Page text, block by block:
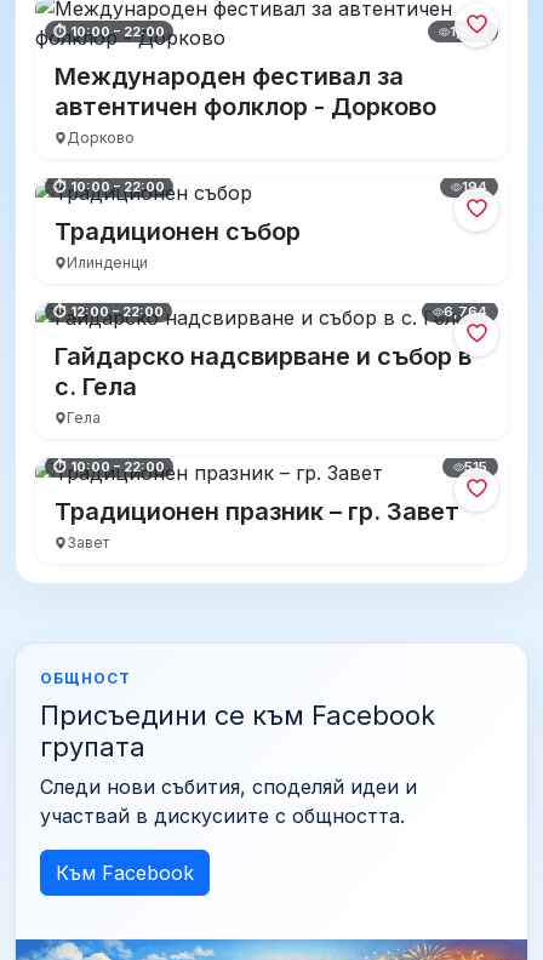
⏱ 10:00 – 22:00 1,303
Международен фестивал за
автентичен фолклор - Дорково
Дорково
⏱ 10:00 – 22:00 194
Традиционен събор
Илинденци
⏱ 12:00 – 22:00 6,764
Гайдарско надсвирване и събор в
с. Гела
Гела
⏱ 10:00 – 22:00 515
Традиционен празник – гр. Завет
Завет
ОБЩНОСТ
Присъедини се към Facebook
групата
Следи нови събития, споделяй идеи и
участвай в дискусиите с общността.
Към Facebook